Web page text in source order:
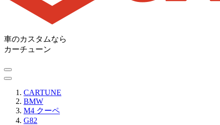
車のカスタムなら
カーチューン
CARTUNE
BMW
M4 クーペ
G82